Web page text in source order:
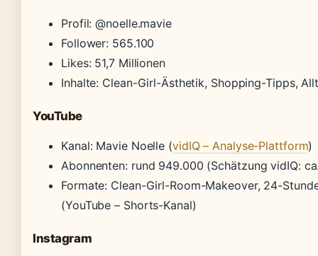
Profil: @noelle.mavie
Follower: 565.100
Likes: 51,7 Millionen
Inhalte: Clean-Girl-Ästhetik, Shopping-Tipps,
YouTube
Kanal: Mavie Noelle (vidIQ – Analyse-Plattform)
Abonnenten: rund 949.000 (Schätzung vidIQ:
Formate: Clean-Girl-Room-Makeover, 24-
(YouTube – Shorts-Kanal)
Instagram